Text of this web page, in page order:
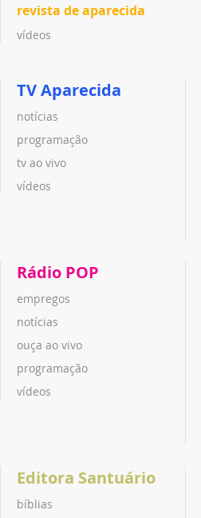
revista de aparecida
vídeos
TV Aparecida
notícias
programação
tv ao vivo
vídeos
Rádio POP
empregos
notícias
ouça ao vivo
programação
vídeos
Editora Santuário
bíblias